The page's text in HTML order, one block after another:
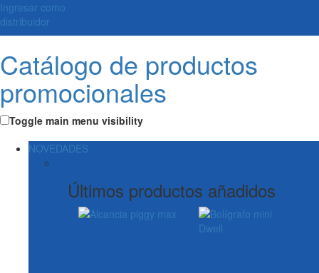
Ingresar como
distribuidor
Catálogo de productos
promocionales
Toggle main menu visibility
NOVEDADES
Últimos productos añadidos